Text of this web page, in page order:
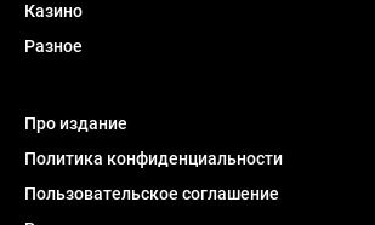
Казино
Разное
Про издание
Политика конфиденциальности
Пользовательское соглашение